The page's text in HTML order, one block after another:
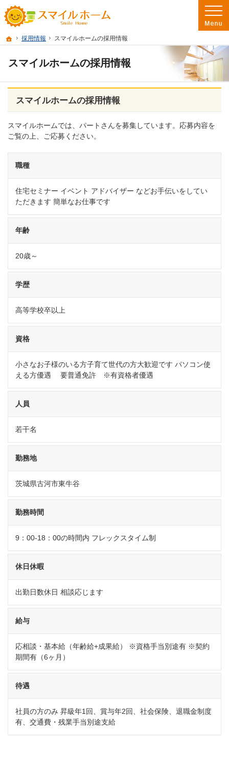
ホーム
採用情報 スマイルホームの採用情報
スマイルホームの採用情報
プロの目線からご提案。茨城県古河市の注文住宅・新築戸建てを手がける工務店
茨城県古河市の新築・注文住宅・新築戸建てを手がける工務店ならスマイルホーム
スマイルホームの採用情報
スマイルホームでは、パートさんを募集しています。応募内容を
ご覧の上、ご応募ください。
職種
住宅セミナー イベント アドバイザー などお手伝いをしてい
ただきます 簡単なお仕事です
年齢
20歳～
学歴
高等学校卒以上
資格
小さなお子様のいる方子育て世代の方大歓迎です パソコン使
える方優遇 要普通免許 ※有資格者優遇
人員
若干名
勤務地
茨城県古河市東牛谷
勤務時間
9：00-18：00の時間内 フレックスタイム制
休日休暇
出勤日数休日 相談応じます
給与
応相談・基本給（年齢給+成果給） ※資格手当別途有 ※契約
期間有（6ヶ月）
待遇
社員の方のみ 昇級年1回、賞与年2回、社会保険、退職金制度
有、交通費・残業手当別途支給